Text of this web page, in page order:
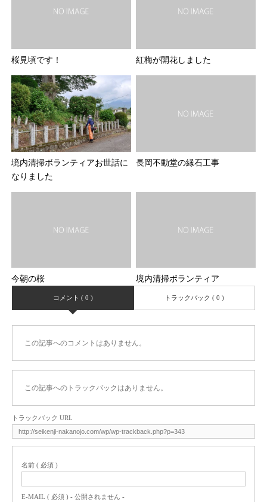
桜見頃です！ 紅梅が開花しました
境内清掃ボランティアお世話に
なりました
長岡不動堂の縁石工事
今朝の桜 境内清掃ボランティア
コメント ( 0 ) トラックバック ( 0 )
この記事へのコメントはありません。
この記事へのトラックバックはありません。
トラックバック URL
名前 ( 必須 )
E-MAIL ( 必須 ) - 公開されません -